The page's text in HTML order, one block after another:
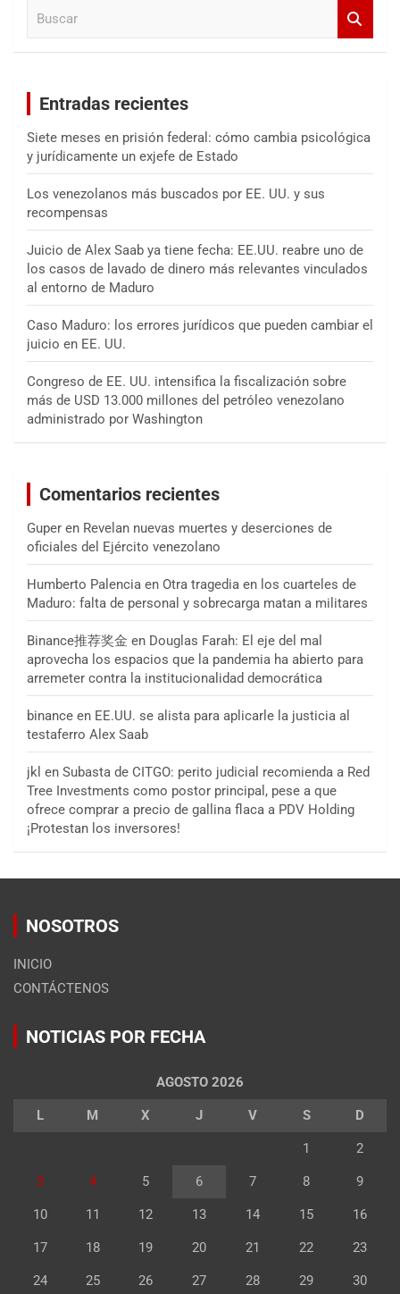
Entradas recientes
Siete meses en prisión federal: cómo cambia psicológica
y jurídicamente un exjefe de Estado
Los venezolanos más buscados por EE. UU. y sus
recompensas
Juicio de Alex Saab ya tiene fecha: EE.UU. reabre uno de
los casos de lavado de dinero más relevantes vinculados
al entorno de Maduro
Caso Maduro: los errores jurídicos que pueden cambiar el
juicio en EE. UU.
Congreso de EE. UU. intensifica la fiscalización sobre
más de USD 13.000 millones del petróleo venezolano
administrado por Washington
Comentarios recientes
Guper en Revelan nuevas muertes y deserciones de
oficiales del Ejército venezolano
Humberto Palencia en Otra tragedia en los cuarteles de
Maduro: falta de personal y sobrecarga matan a militares
Binance推荐奖金 en Douglas Farah: El eje del mal
aprovecha los espacios que la pandemia ha abierto para
arremeter contra la institucionalidad democrática
binance en EE.UU. se alista para aplicarle la justicia al
testaferro Alex Saab
jkl en Subasta de CITGO: perito judicial recomienda a Red
Tree Investments como postor principal, pese a que
ofrece comprar a precio de gallina flaca a PDV Holding
¡Protestan los inversores!
NOSOTROS
INICIO
CONTÁCTENOS
NOTICIAS POR FECHA
AGOSTO 2026
L M X J V S D
1 2
3 4 5 6 7 8 9
10 11 12 13 14 15 16
17 18 19 20 21 22 23
24 25 26 27 28 29 30